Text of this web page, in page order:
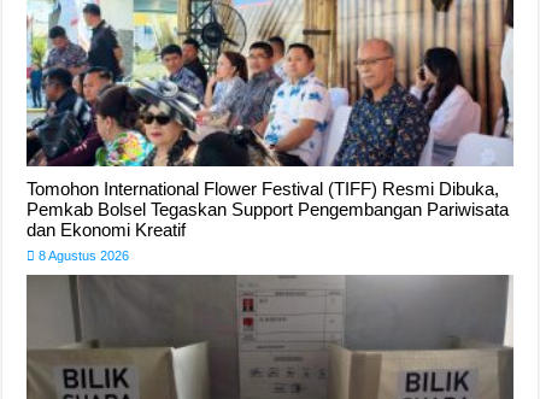
Tomohon International Flower Festival (TIFF) Resmi Dibuka,
Pemkab Bolsel Tegaskan Support Pengembangan Pariwisata
dan Ekonomi Kreatif
8 Agustus 2026